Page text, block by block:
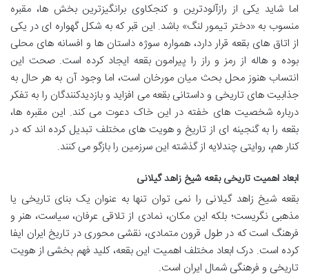
اما شاید یکی از رازآلودترین و کنجکاوی برانگیزترین بخش ها، مقبره
منسوب به «دختر تیمور لنگ» باشد. این قبر که به شکل گهواره ای در یکی
از اتاق های بقعه قرار دارد، همواره سوژه داستان ها و افسانه های محلی
بوده و هاله از رمز و راز را پیرامون بقعه ایجاد کرده است. صحت این
انتساب هنوز محل بحث میان مورخان است، اما وجود آن به هر حال به
جذابیت های تاریخی و داستانی بقعه می افزاید و بازدیدکنندگان را به تفکر
درباره شخصیت های خفته در این خاک دعوت می کند. این مقبره ها،
بقعه را به گنجینه ای از تاریخ و هویت های مختلف تبدیل کرده اند که در
کنار هم، روایتی چندلایه از گذشته این سرزمین را بازگو می کنند.
ابعاد اهمیت تاریخی بقعه شیخ زاهد گیلانی
بقعه شیخ زاهد گیلانی را نمی توان تنها به عنوان یک بنای تاریخی یا
مذهبی نگریست؛ بلکه این مکان، نمادی از تلاقی عرفان، سیاست، هنر و
فرهنگ است که در طول قرون متمادی، نقشی محوری در تاریخ ایران ایفا
کرده است. درک ابعاد مختلف اهمیت این بقعه، کلید فهم بخشی از هویت
تاریخی و فرهنگی شمال ایران است.